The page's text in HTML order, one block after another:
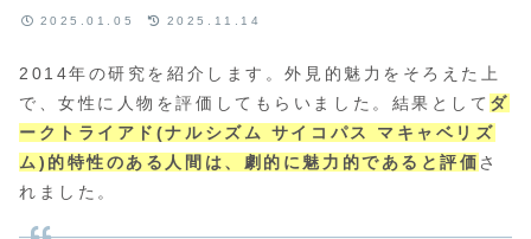
2025.01.05 2025.11.14
2014年の研究を紹介します。外見的魅力をそろえた上
で、女性に人物を評価してもらいました。結果として ダ
ークトライアド(ナルシズム サイコパス マキャベリズ
ム)的特性のある人間は、劇的に魅力的であると評価 さ
れました。